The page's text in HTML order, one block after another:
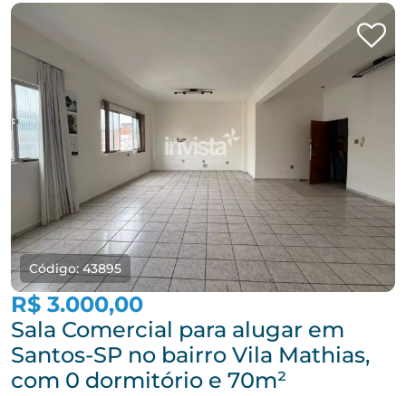
Código: 43895
R$ 3.000,00
Sala Comercial para alugar em
Santos-SP no bairro Vila Mathias,
com 0 dormitório e 70m²